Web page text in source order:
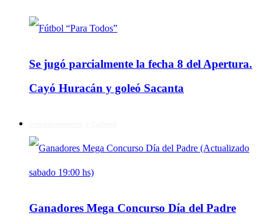
Se jugó parcialmente la fecha 8 del Apertura.
Cayó Huracán y goleó Sacanta
Ganadores Mega Concurso Día del Padre